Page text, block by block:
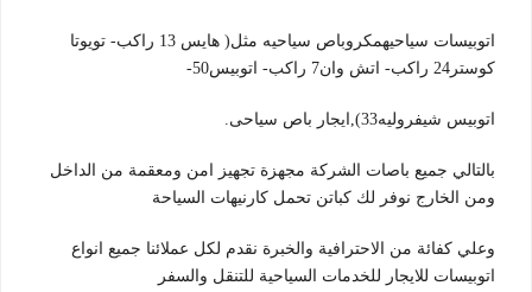
اتوبيسات سياحيهمكروباص سياحيه مثل( هايس 13 راكب- تويوتا
كوستر24 راكب- اتش وان7 راكب- اتوبيس50-
اتوبيس شيفروليه33),ايجار باص سياحى.
بالتالي جميع باصات الشركة مجهزة تجهيز امن ومعقمة من الداخل
ومن الخارج نوفر لك كباتن تحمل كارنيهات السياحة
وعلي كفائة من الاحترافية والخبرة نقدم لكل عملائنا جميع انواع
اتوبيسات للايجار للخدمات السياحية للتنقل والسفر